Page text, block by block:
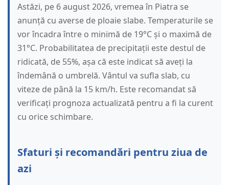
Astăzi, pe 6 august 2026, vremea în Piatra se
anunță cu averse de ploaie slabe. Temperaturile se
vor încadra între o minimă de 19°C și o maximă de
31°C. Probabilitatea de precipitații este destul de
ridicată, de 55%, așa că este indicat să aveți la
îndemână o umbrelă. Vântul va sufla slab, cu
viteze de până la 15 km/h. Este recomandat să
verificați prognoza actualizată pentru a fi la curent
cu orice schimbare.
Sfaturi și recomandări pentru ziua de
azi